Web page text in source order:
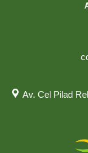
Av. Cel Pilad